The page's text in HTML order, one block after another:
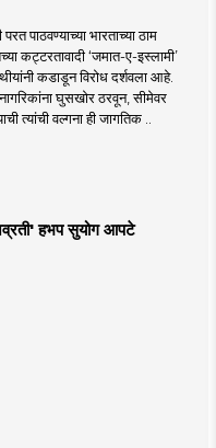
पाठवण्याच्या भारताच्या ठाम
कट्टरतावादी ‘जमात-ए-इस्लामी’
कडाडून विरोध दर्शवला आहे.
घुसखोर ठरवून, सीमेवर
त्यांची वल्गना ही जागतिक ..
हभप सुयोग आपटे